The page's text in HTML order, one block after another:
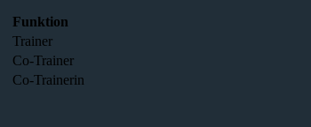
Funktion
Trainer
Co-Trainer
Co-Trainerin